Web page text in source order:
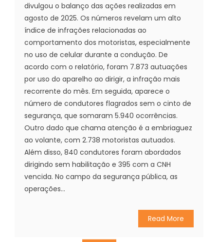
divulgou o balanço das ações realizadas em
agosto de 2025. Os números revelam um alto
índice de infrações relacionadas ao
comportamento dos motoristas, especialmente
no uso de celular durante a condução. De
acordo com o relatório, foram 7.873 autuações
por uso do aparelho ao dirigir, a infração mais
recorrente do mês. Em seguida, aparece o
número de condutores flagrados sem o cinto de
segurança, que somaram 5.940 ocorrências.
Outro dado que chama atenção é a embriaguez
ao volante, com 2.738 motoristas autuados.
Além disso, 840 condutores foram abordados
dirigindo sem habilitação e 395 com a CNH
vencida. No campo da segurança pública, as
operações...
Read More